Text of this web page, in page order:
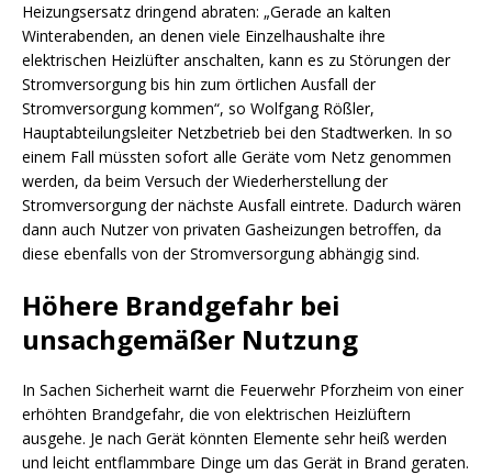
Heizungsersatz dringend abraten: „Gerade an kalten
Winterabenden, an denen viele Einzelhaushalte ihre
elektrischen Heizlüfter anschalten, kann es zu Störungen der
Stromversorgung bis hin zum örtlichen Ausfall der
Stromversorgung kommen“, so Wolfgang Rößler,
Hauptabteilungsleiter Netzbetrieb bei den Stadtwerken. In so
einem Fall müssten sofort alle Geräte vom Netz genommen
werden, da beim Versuch der Wiederherstellung der
Stromversorgung der nächste Ausfall eintrete. Dadurch wären
dann auch Nutzer von privaten Gasheizungen betroffen, da
diese ebenfalls von der Stromversorgung abhängig sind.
Höhere Brandgefahr bei
unsachgemäßer Nutzung
In Sachen Sicherheit warnt die Feuerwehr Pforzheim von einer
erhöhten Brandgefahr, die von elektrischen Heizlüftern
ausgehe. Je nach Gerät könnten Elemente sehr heiß werden
und leicht entflammbare Dinge um das Gerät in Brand geraten.